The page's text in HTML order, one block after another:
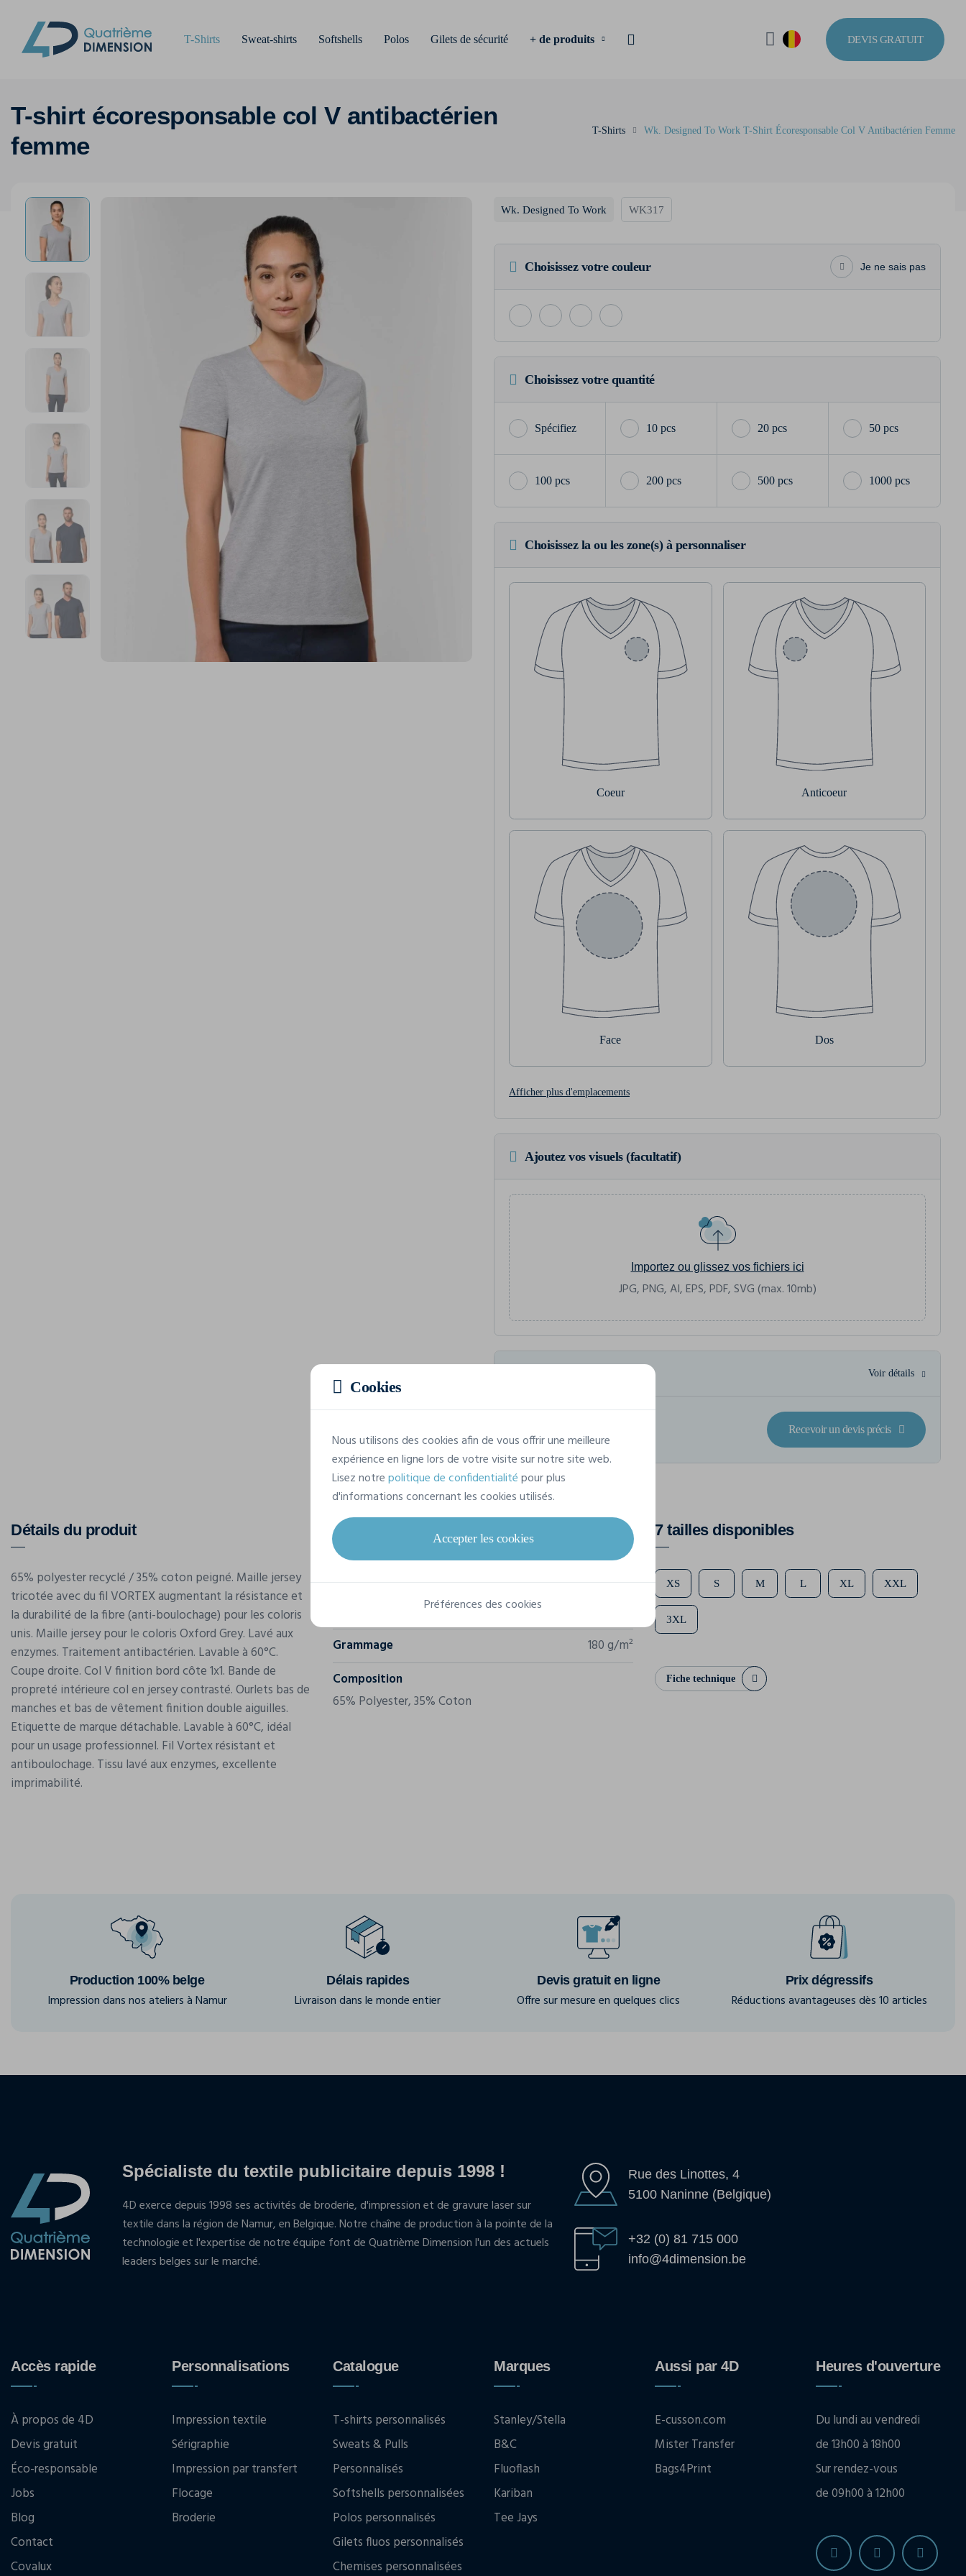
T-Shirts Sweat-shirts Softshells Polos Gilets de sécurité + de produits DEVIS GRATUIT
T-shirt écoresponsable col V antibactérien
femme
T-Shirts Wk. Designed To Work T-Shirt Écoresponsable Col V Antibactérien Femme
Wk. Designed To Work WK317
Choisissez votre couleur Je ne sais pas
Choisissez votre quantité
10 pcs 20 pcs 50 pcs
100 pcs 200 pcs 500 pcs 1000 pcs
Choisissez la ou les zone(s) à personnaliser
Coeur Anticoeur
Face Dos
Afficher plus d'emplacements
Ajoutez vos visuels (facultatif)
Importez ou glissez vos fichiers ici
JPG, PNG, AI, EPS, PDF, SVG (max. 10mb)
Voir détails
Soit un total de 76,71 € TTC
Recevoir un devis précis
Détails du produit
65% polyester recyclé / 35% coton peigné. Maille jersey
tricotée avec du fil VORTEX augmentant la résistance et
la durabilité de la fibre (anti-boulochage) pour les coloris
unis. Maille jersey pour le coloris Oxford Grey. Lavé aux
enzymes. Traitement antibactérien. Lavable à 60°C.
Coupe droite. Col V finition bord côte 1x1. Bande de
propreté intérieure col en jersey contrasté. Ourlets bas de
manches et bas de vêtement finition double aiguilles.
Etiquette de marque détachable. Lavable à 60°C, idéal
pour un usage professionnel. Fil Vortex résistant et
antiboulochage. Tissu lavé aux enzymes, excellente
imprimabilité.
Caractéristiques
Marque
Wk. Designed To Work
Grammage
180 g/m²
Composition
65% Polyester, 35% Coton
7 tailles disponibles
XS S M L XL XXL
3XL
Fiche technique
Production 100% belge
Impression dans nos ateliers à Namur
Délais rapides
Livraison dans le monde entier
Devis gratuit en ligne
Offre sur mesure en quelques clics
Prix dégressifs
Réductions avantageuses dès 10 articles
Spécialiste du textile publicitaire depuis 1998 !
4D exerce depuis 1998 ses activités de broderie, d'impression et de gravure laser sur
textile dans la région de Namur, en Belgique. Notre chaîne de production à la pointe de la
technologie et l'expertise de notre équipe font de Quatrième Dimension l'un des actuels
leaders belges sur le marché.
Rue des Linottes, 4
5100 Naninne (Belgique)
+32 (0) 81 715 000
info@4dimension.be
Accès rapide
À propos de 4D
Devis gratuit
Éco-responsable
Jobs
Blog
Contact
Covalux
Personnalisations
Impression textile
Sérigraphie
Impression par transfert
Flocage
Broderie
Catalogue
T-shirts personnalisés
Sweats & Pulls
Personnalisés
Softshells personnalisées
Polos personnalisés
Gilets fluos personnalisés
Chemises personnalisées
Marques
Stanley/Stella
B&C
Fluoflash
Kariban
Tee Jays
Aussi par 4D
E-cusson.com
Mister Transfer
Bags4Print
Heures d'ouverture
Du lundi au vendredi
de 13h00 à 18h00
Sur rendez-vous
de 09h00 à 12h00
Cookies
Nous utilisons des cookies afin de vous offrir une meilleure
expérience en ligne lors de votre visite sur notre site web.
Lisez notrepolitique de confidentialitépour plus
d'informations concernant les cookies utilisés.
Accepter les cookies
Préférences des cookies